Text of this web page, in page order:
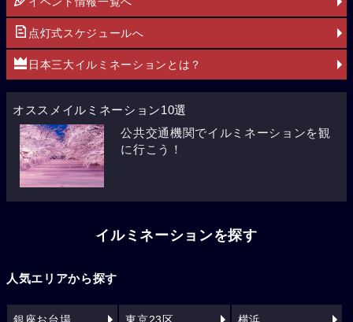
点灯式スケジュールへ
日本三大イルミネーションとは？
オススメイルミネーション10選
公共交通機関でイルミネーションを観
に行こう！
イルミネーションを探す
人気エリアから探す